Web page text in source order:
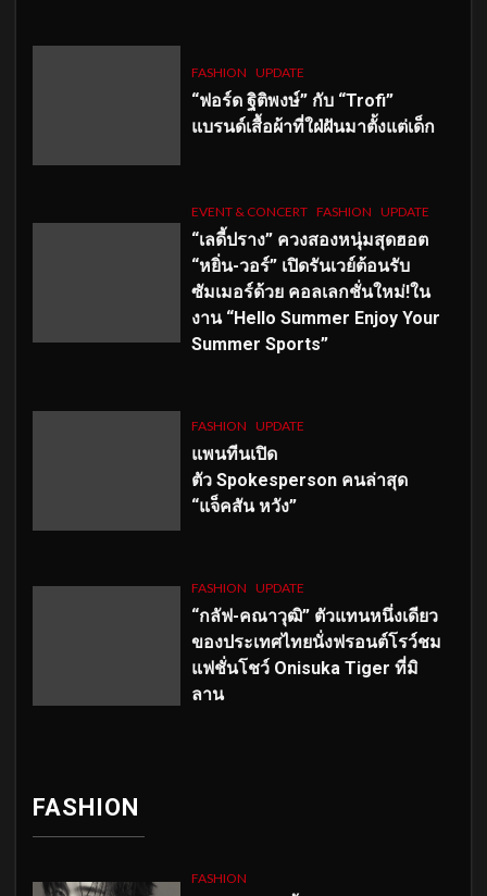
FASHION UPDATE
“ฟอร์ด ฐิติพงษ์” กับ “Trofi”
แบรนด์เสื้อผ้าที่ใฝ่ฝันมาตั้งแต่เด็ก
EVENT & CONCERT FASHION UPDATE
“เลดี้ปราง” ควงสองหนุ่มสุดฮอต
“หยิ่น-วอร์” เปิดรันเวย์ต้อนรับ
ซัมเมอร์ด้วย คอลเลกชั่นใหม่!ใน
งาน “Hello Summer Enjoy Your
Summer Sports”
FASHION UPDATE
แพนทีนเปิด
ตัว Spokesperson คนล่าสุด
“แจ็คสัน หวัง”
FASHION UPDATE
“กลัฟ-คณาวุฒิ” ตัวแทนหนึ่งเดียว
ของประเทศไทยนั่งฟรอนต์โรว์ชม
แฟชั่นโชว์ Onisuka Tiger ที่มิ
ลาน
FASHION
FASHION